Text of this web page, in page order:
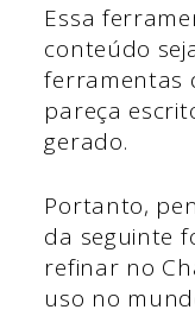
Essa
conteúdo
ferramentas
pareça
gerado.
Portanto,
da seguinte
refinar no
uso no